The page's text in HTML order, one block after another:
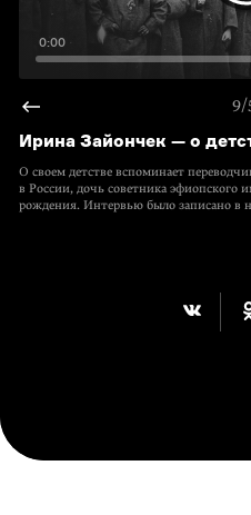
0:00
9/
Ирина Зайончек — о
О своем детстве вспоминает
в России, дочь советника эфиопского
рождения. Интервью было записано в